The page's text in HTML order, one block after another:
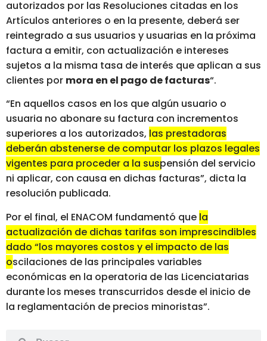
autorizados por las Resoluciones citadas en los
Artículos anteriores o en la presente, deberá ser
reintegrado a sus usuarios y usuarias en la próxima
factura a emitir, con actualización e intereses
sujetos a la misma tasa de interés que aplican a sus
clientes por mora en el pago de facturas“.
“En aquellos casos en los que algún usuario o
usuaria no abonare su factura con incrementos
superiores a los autorizados, las prestadoras
deberán abstenerse de computar los plazos legales
vigentes para proceder a la suspensión del servicio
ni aplicar, con causa en dichas facturas”, dicta la
resolución publicada.
Por el final, el ENACOM fundamentó que la
actualización de dichas tarifas son imprescindibles
dado “los mayores costos y el impacto de las
oscilaciones de las principales variables
económicas en la operatoria de las Licenciatarias
durante los meses transcurridos desde el inicio de
la reglamentación de precios minoristas”.